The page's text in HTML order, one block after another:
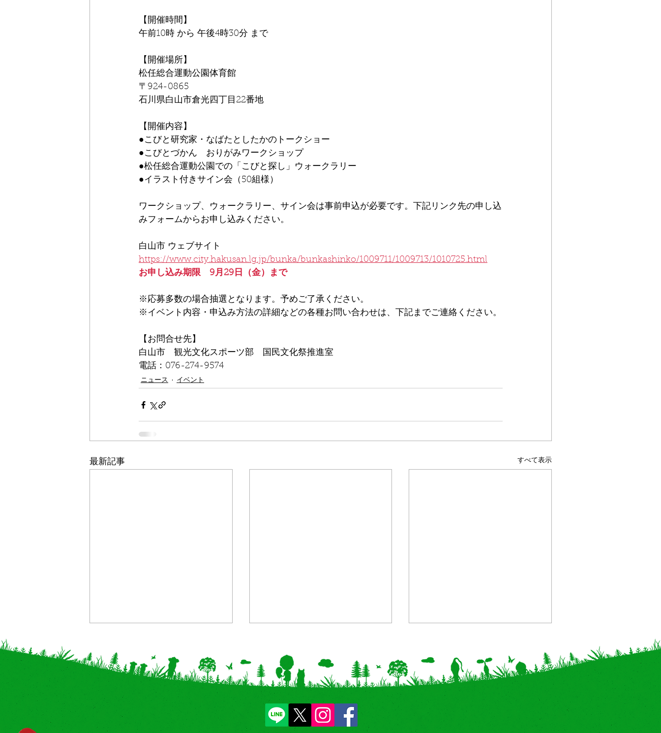
【開催時間】
午前10時 から 午後4時30分 まで
【開催場所】
松任総合運動公園体育館
〒924-0865
石川県白山市倉光四丁目22番地
【開催内容】
●こびと研究家・なばたとしたかのトークショー
●こびとづかん　おりがみワークショップ
●松任総合運動公園での「こびと探し」ウォークラリー
●イラスト付きサイン会（50組様）
ワークショップ、ウォークラリー、サイン会は事前申込が必要です。下記リンク先の申し込
みフォームからお申し込みください。
白山市 ウェブサイト
https://www.city.hakusan.lg.jp/bunka/bunkashinko/1009711/1009713/1010725.html
お申し込み期限　9月29日（金）まで
※応募多数の場合抽選となります。予めご了承ください。
※イベント内容・申込み方法の詳細などの各種お問い合わせは、下記までご連絡ください。
【お問合せ先】
白山市　観光文化スポーツ部　国民文化祭推進室
電話：076-274-9574
ニュース イベント
最新記事 すべて表示
【新商品】アベイルにて「パ
【開催中止】岐阜県・イオン